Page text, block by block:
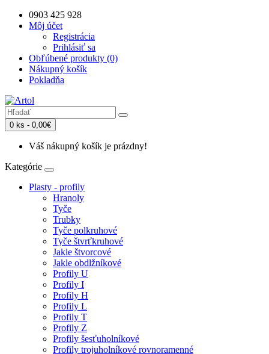
0903 425 928
Môj účet
Registrácia
Prihlásiť sa
Obľúbené produkty (0)
Nákupný košík
Pokladňa
0 ks - 0,00€
Váš nákupný košík je prázdny!
Kategórie
Plasty - profily
Hranoly
Tyče
Trubky
Tyče polkruhové
Tyče štvrťkruhové
Jakle štvorcové
Jakle obdlžníkové
Profily U
Profily I
Profily H
Profily L
Profily T
Profily Z
Profily šesťuholníkové
Profily trojuholníkové rovnoramenné